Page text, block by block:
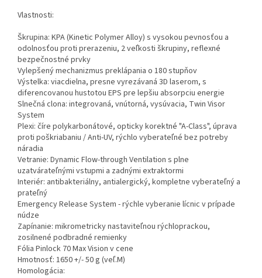
Vlastnosti:
Škrupina: KPA (Kinetic Polymer Alloy) s vysokou pevnosťou a
odolnosťou proti prerazeniu, 2 veľkosti škrupiny, reflexné
bezpečnostné prvky
Vylepšený mechanizmus preklápania o 180 stupňov
Výstelka: viacdielna, presne vyrezávaná 3D laserom, s
diferencovanou hustotou EPS pre lepšiu absorpciu energie
Slnečná clona: integrovaná, vnútorná, vysúvacia, Twin Visor
System
Plexi: číre polykarbonátové, opticky korektné "A-Class", úprava
proti poškriabaniu / Anti-UV, rýchlo vyberateľné bez potreby
náradia
Vetranie: Dynamic Flow-through Ventilation s plne
uzatvárateľnými vstupmi a zadnými extraktormi
Interiér: antibakteriálny, antialergický, kompletne vyberateľný a
prateľný
Emergency Release System - rýchle vyberanie lícnic v prípade
núdze
Zapínanie: mikrometricky nastaviteľnou rýchloprackou,
zosilnené podbradné remienky
Fólia Pinlock 70 Max Vision v cene
Hmotnosť: 1650 +/- 50 g (veľ.M)
Homologácia: